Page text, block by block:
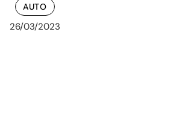
AUTO
26/03/2023